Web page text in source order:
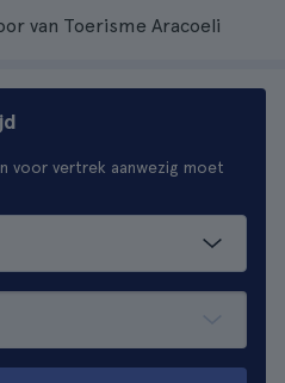
van Toerisme Aracoeli
voor vertrek aanwezig moet